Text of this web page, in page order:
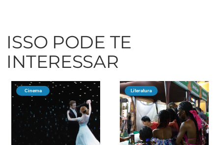
ISSO PODE TE
INTERESSAR
Cinema Literatura